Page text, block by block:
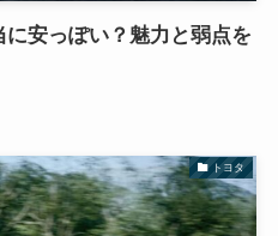
安っぽい？魅力と弱点を
トヨタ